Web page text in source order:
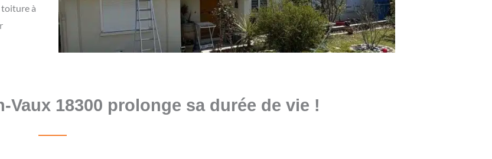
toiture à
18300 prolonge sa durée de vie !